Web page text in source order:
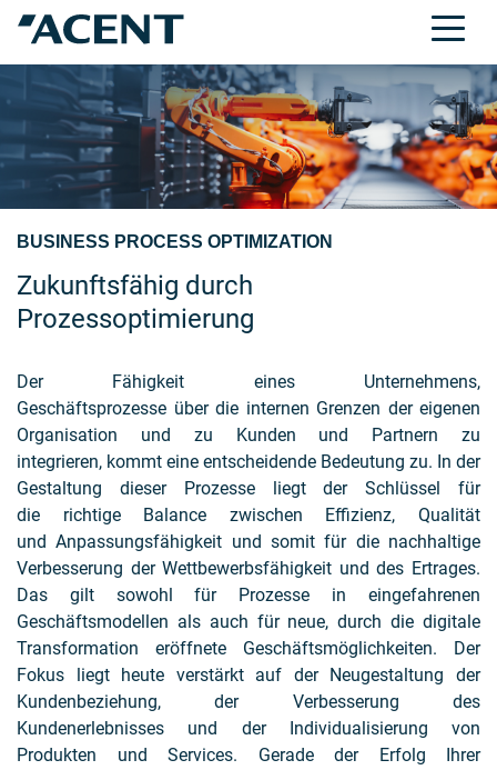
BUSINESS PROCESS OPTIMIZATION
Zukunftsfähig durch
Prozessoptimierung
Der Fähigkeit eines Unternehmens,
Geschäftsprozesse über die internen Grenzen der eigenen
Organisation und zu Kunden und Partnern zu
integrieren, kommt eine entscheidende Bedeutung zu. In der
Gestaltung dieser Prozesse liegt der Schlüssel für
die richtige Balance zwischen Effizienz, Qualität
und Anpassungsfähigkeit und somit für die nachhaltige
Verbesserung der Wettbewerbsfähigkeit und des Ertrages.
Das gilt sowohl für Prozesse in eingefahrenen
Geschäftsmodellen als auch für neue, durch die digitale
Transformation eröffnete Geschäftsmöglichkeiten. Der
Fokus liegt heute verstärkt auf der Neugestaltung der
Kundenbeziehung, der Verbesserung des
Kundenerlebnisses und der Individualisierung von
Produkten und Services. Gerade der Erfolg Ihrer